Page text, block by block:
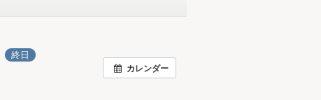
カレンダー
終日